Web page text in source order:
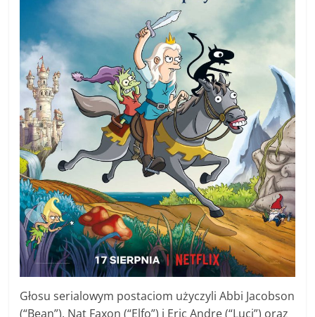
Głosu serialowym postaciom użyczyli Abbi Jacobson
(“Bean”), Nat Faxon (“Elfo”) i Eric Andre (“Luci”) oraz